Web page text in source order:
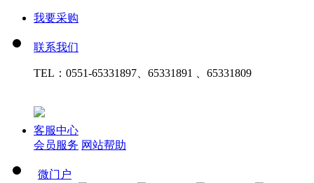
我要采购
联系我们
TEL： 0551-65331897、65331891 、65331809
客服中心
会员服务 网站帮助
微门户